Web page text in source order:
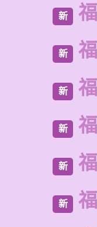
新
新
新
新
新
新